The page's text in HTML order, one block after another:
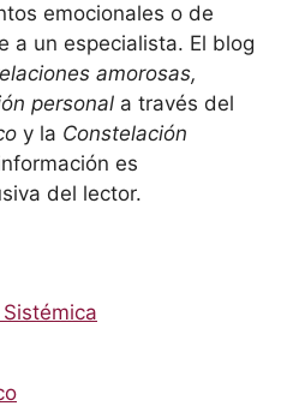
emocionales o de
a un especialista. El blog
amorosas,
personal a través del
y la Constelación
es
del lector.